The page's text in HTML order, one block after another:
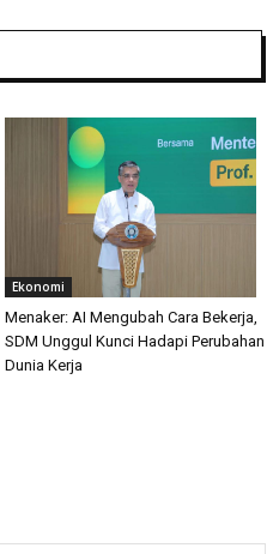
Ekonomi
Menaker: AI Mengubah Cara Bekerja,
SDM Unggul Kunci Hadapi Perubahan
Dunia Kerja